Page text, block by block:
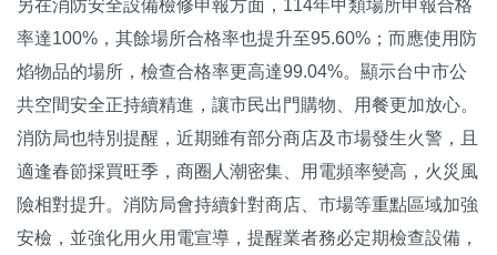
另在消防安全設備檢修申報方面，114年甲類場所申報合格
率達100%，其餘場所合格率也提升至95.60%；而應使用防
焰物品的場所，檢查合格率更高達99.04%。顯示台中市公
共空間安全正持續精進，讓市民出門購物、用餐更加放心。
消防局也特別提醒，近期雖有部分商店及市場發生火警，且
適逢春節採買旺季，商圈人潮密集、用電頻率變高，火災風
險相對提升。消防局會持續針對商店、市場等重點區域加強
安檢，並強化用火用電宣導，提醒業者務必定期檢查設備，